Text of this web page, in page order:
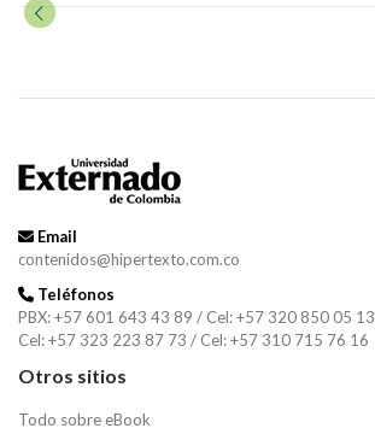
Email
contenidos@hipertexto.com.co
Teléfonos
PBX: +57 601 643 43 89 / Cel: +57 320 850 05 13
Cel: +57 323 223 87 73 / Cel: +57 310 715 76 16
Otros sitios
Todo sobre eBook